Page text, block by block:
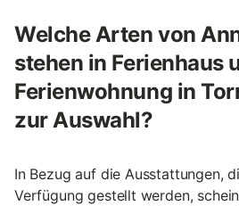
Welche Arten von
stehen in Ferienhaus
Ferienwohnung in
zur Auswahl?
In Bezug auf die Ausstattungen,
Verfügung gestellt werden,